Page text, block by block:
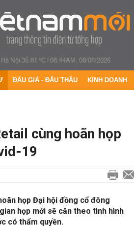
Hà Nội 35.81 °C|08:44AM, 08/08/2026
ĐẤU GIÁ - ĐẤU THẦU KINH DOANH
cùng hoãn họp
19
họp Đại hội đồng cổ đông
họp mới sẽ căn theo tình hình
có thẩm quyền.